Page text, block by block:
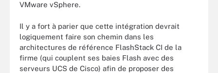
VMware vSphere.
Il y a fort à parier que cette intégration devrait
logiquement faire son chemin dans les
architectures de référence FlashStack CI de la
firme (qui couplent ses baies Flash avec des
serveurs UCS de Cisco) afin de proposer des